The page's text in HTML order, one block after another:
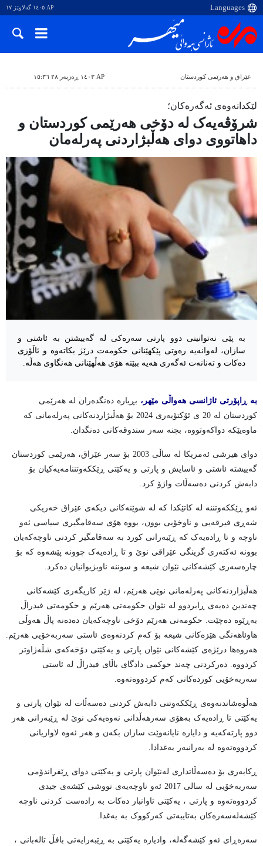
AP ١٤٠٥ گەلاوێژ ١٧
عێراق و هەرێمی کوردستان AP ١٤٠٣ ڕەزبەر ٢٨ ١٥:٣٦
لێکدانەوەی ئەگەرەکان؛
شرۆڤەیەک لە دۆخی هەرێمی کوردستان و
داهاتووی دوای هەڵبژاردنی پەرلەمان
بە پێی نەتوانینی دوو پارتی سەرەکی لە گەییشتن بە ئاشتی و
سازان، لەوانەیە رەوتی پێکهێنانی حکومەت درێژ بکاتەوە و ئاڵۆزی
دەکات و تەنانەت ئەگەری هەیە ببێتە هۆی هەڵهێنانی هەنگاوی هەڵە.
بە ڕاپۆرتی ئاژانسی هەواڵی مێهر، بڕیارە دەنگدەران لە هەرێمی
کوردستان لە 20 ی ئۆکتۆبەری 2024 بۆ هەڵبژاردنەکانی پەرلەمانی کە
ماوەیێکە دواکەوتووە، بچنە سەر سندوقەکانی دەنگدان.
دوای هیرشی ئەمریکا لە ساڵی 2003 بۆ سەر عێراق، هەرێمی کوردستان
گەییشتە ئاشتی و ئاسایش و پارتی و یەکێتی ڕێککەوتننامەیەکیان بۆ
دابەش کردنی دەسەڵات واژۆ کرد.
ئەو ڕێککەوتننە لە کاتێكدا کە لە شوێنەکانی دیکەی عێراق خەریکی
شەڕی فیرقەیی و ناوخۆیی بوون، بووە هۆی سەقامگیری سیاسی ئەو
ناوچە و تا ڕادەیەک کە ڕێبەرانی کورد بە سەقامگیر کردنی ناوچەکەیان
بوونە ئەکتەری گرینگی عێراقی نوێ و تا ڕادەیەک چوونە پێشەوە کە بۆ
چارەسەری کێشەکانی نێوان شیعە و سوننە ناوبژیوانیان دەکرد.
هەڵبژاردنەکانی پەرلەمانی نوێی هەرێم، لە ژێر کاریگەری کێشەکانی
چەندین دەیەی ڕابردوو لە نێوان حکومەتی هەرێم و حکومەتی فیدراڵ
بەڕێوە دەچێت. حکومەتی هەرێم دۆخی ناوچەکەیان دەدەنە پاڵ هەوڵی
هاوئاهەنگی هێزەکانی شیعە بۆ کەم کردنەوەی ئاستی سەربەخۆیی هەرێم.
هەروەها درێژەی کێشەکانی نێوان پارتی و یەکێتی دۆخەکەی شڵەژاوتر
کردووە. دەرکردنی چەند حوکمی دادگای باڵای فیدراڵ لە ئاستی
سەربەخۆیی کوردەکانی کەم کردووەتەوە.
هەڵوەشاندنەوەی ڕێککەوتنی دابەش کردنی دەسەڵات لە نێوان پارتی و
یەکێتی تا ڕادەیەک بەهۆی سەرهەڵدانی نەوەیەکی نوێ لە ڕێبەرانی هەر
دوو پارتەکەیە و دایارە نایانەوێت سازان بکەن و هەر ئەوە لاوازیانی
کردووەتەوە لە بەرانبەر بەغدادا.
ڕکابەری بۆ دەسەڵاتداری لەنێوان پارتی و یەکێتی دوای ڕێفراندۆمی
سەربەخۆیی لە سالی 2017 ئەو ناوچەیەی تووشی کێشەی جیدی
کردووەتەوە و پارتی ، یەکێتی تاوانبار دەکات بە رادەست کردنی ناوچە
کێشەلەسەرەکان بەتایبەتی کەرکووک بە بەغدا.
سەرەڕای ئەو کێشەگەلە، وادیارە یەکێتی بە ڕێبەرایەتی بافڵ تالەبانی ،